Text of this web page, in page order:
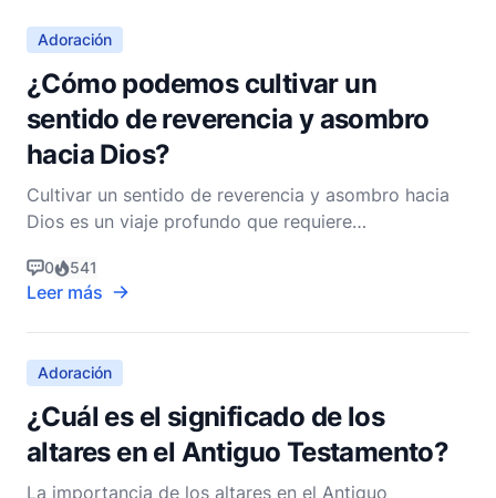
las expresiones externas de adora
Adoración
¿Cómo podemos cultivar un
sentido de reverencia y asombro
hacia Dios?
Cultivar un sentido de reverencia y asombro hacia
Dios es un viaje profundo que requiere
más profunda con lo Divino. Como pastor cristiano
no denominacional, creo que este viaje es tanto
profundamente personal como comunitario. Llama a
prácticas que
0 541
Leer más
Adoración
¿Cuál es el significado de los
altares en el Antiguo Testamento?
La importancia de los altares en el Antiguo